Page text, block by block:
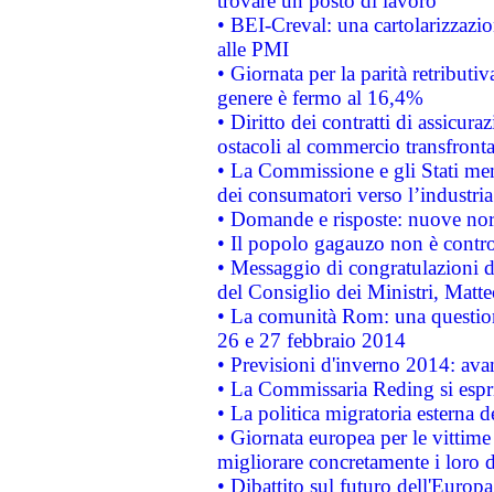
• BEI-Creval: una
alle PMI
• Giornata per la parità
genere è fermo al 16,4%
• Diritto dei contratti di
ostacoli al commercio
• La Commissione e gli Stati
dei consumatori verso
• Domande e risposte: nuove
• Il popolo gagauzo non è
• Messaggio di congratulazioni
del Consiglio dei Ministri,
• La comunità Rom: una
26 e 27 febbraio 2014
• Previsioni d'inverno 2014:
• La Commissaria Reding si
• La politica migratoria esterna
• Giornata europea per le
migliorare concretamente i loro
• Dibattito sul futuro